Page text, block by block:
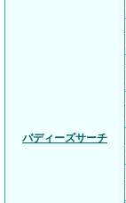
バディーズサーチ